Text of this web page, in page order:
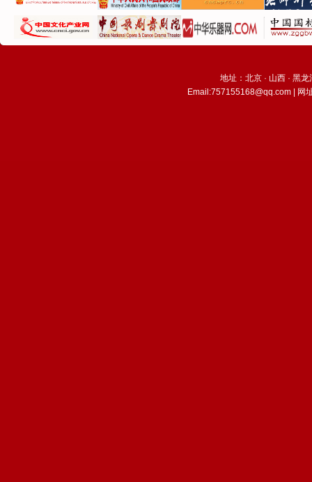
地址：北京 · 山西 · 黑
Email:757155168@qq.com | 网